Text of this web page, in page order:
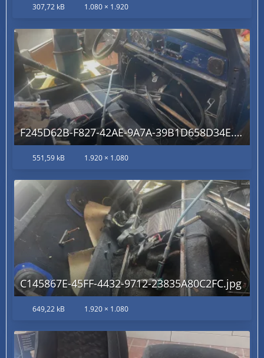
307,72 kB 1.080 × 1.920
F245D62B-F827-42AE-9A7A-39B1D658D34E.jpg
551,59 kB 1.920 × 1.080
C145867E-45FF-4432-9712-23835A80C2FC.jpg
649,22 kB 1.920 × 1.080